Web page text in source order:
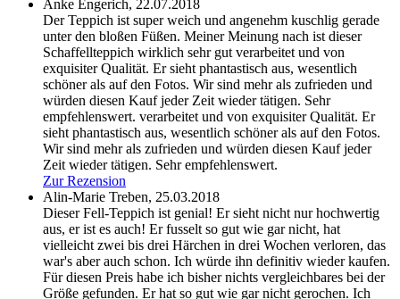
Anke Engerich, 22.07.2018
Der Teppich ist super weich und angenehm kuschlig gerade
unter den bloßen Füßen. Meiner Meinung nach ist dieser
Schaffellteppich wirklich sehr gut verarbeitet und von
exquisiter Qualität. Er sieht phantastisch aus, wesentlich
schöner als auf den Fotos. Wir sind mehr als zufrieden und
würden diesen Kauf jeder Zeit wieder tätigen. Sehr
empfehlenswert. verarbeitet und von exquisiter Qualität. Er
sieht phantastisch aus, wesentlich schöner als auf den Fotos.
Wir sind mehr als zufrieden und würden diesen Kauf jeder
Zeit wieder tätigen. Sehr empfehlenswert.
Zur Rezension
Alin-Marie Treben, 25.03.2018
Dieser Fell-Teppich ist genial! Er sieht nicht nur hochwertig
aus, er ist es auch! Er fusselt so gut wie gar nicht, hat
vielleicht zwei bis drei Härchen in drei Wochen verloren, das
war's aber auch schon. Ich würde ihn definitiv wieder kaufen.
Für diesen Preis habe ich bisher nichts vergleichbares bei der
Größe gefunden. Er hat so gut wie gar nicht gerochen. Ich